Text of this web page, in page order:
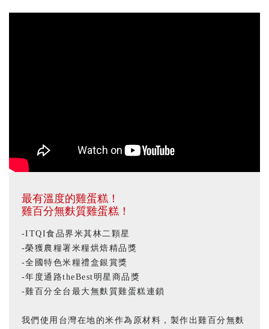
最有溫度的雞蛋糕！
雞百分無麩質雞蛋糕！
-ITQI食品界米其林二顆星
-榮獲農糧署米糧烘焙精品獎
-全國特色米糧禮盒銀賞獎
-年度通路theBest明星商品獎
-雞百分全台最大無麩質雞蛋糕連鎖
我們使用台灣在地的米作為原材料，製作出雞百分無麩